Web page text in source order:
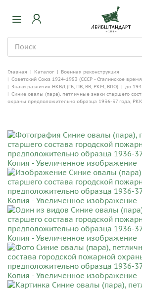
Главная | Каталог | Военная реконструкция
| Советский Союз 1924-1953 (СССР - Сталинское
| Знаки различия НКВД (ГБ, ПВ, ВВ, РКМ, ВПО) | до
| Синие овалы (пара), петличные знаки старшего
охраны предположительно образца 1936-37 года,